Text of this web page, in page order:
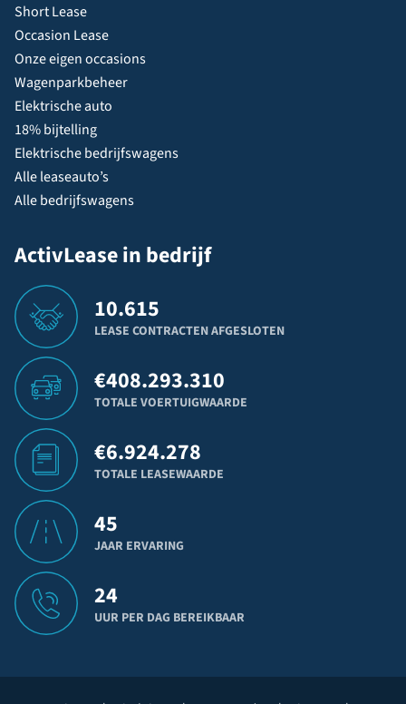
Short Lease
Occasion Lease
Onze eigen occasions
Wagenparkbeheer
Elektrische auto
18% bijtelling
Elektrische bedrijfswagens
Alle leaseauto’s
Alle bedrijfswagens
ActivLease in bedrijf
10.615
LEASE CONTRACTEN AFGESLOTEN
€408.293.310
TOTALE VOERTUIGWAARDE
€6.924.278
TOTALE LEASEWAARDE
45
JAAR ERVARING
24
UUR PER DAG BEREIKBAAR